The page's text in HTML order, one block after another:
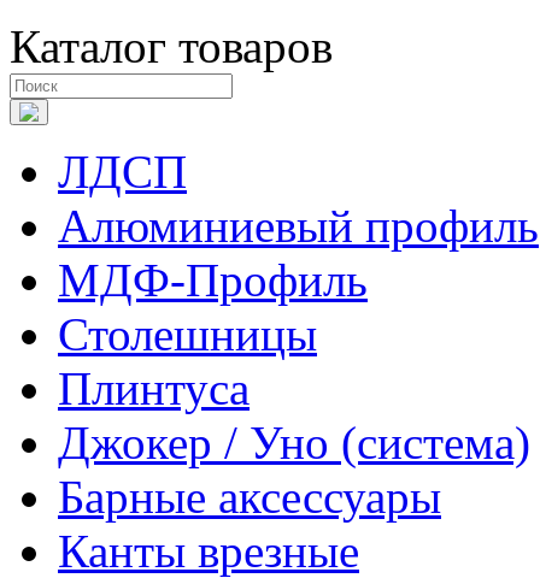
Каталог товаров
ЛДСП
Алюминиевый профиль
МДФ-Профиль
Столешницы
Плинтуса
Джокер / Уно (система)
Барные аксессуары
Канты врезные